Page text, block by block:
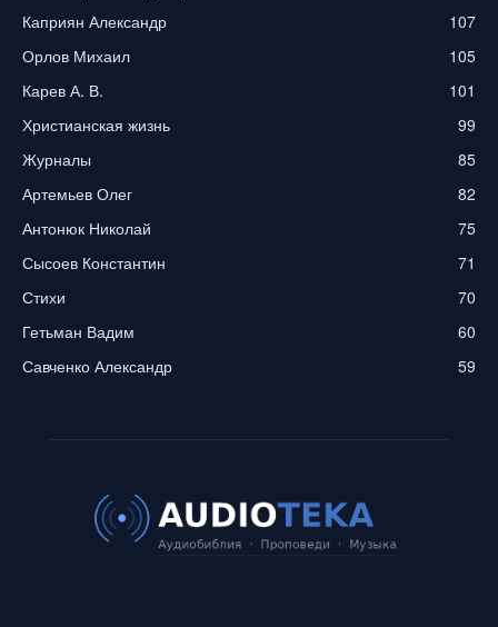
Каприян Александр
107
Орлов Михаил
105
Карев А. В.
101
Христианская жизнь
99
Журналы
85
Артемьев Олег
82
Антонюк Николай
75
Сысоев Константин
71
Стихи
70
Гетьман Вадим
60
Савченко Александр
59